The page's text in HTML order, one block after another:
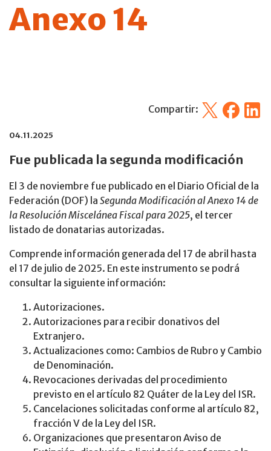
Anexo 14
Compartir: X Facebook
04.11.2025
Fue publicada la segunda modificación
El 3 de noviembre fue publicado en el Diario Oficial de la
Federación (DOF) la Segunda Modificación al Anexo 14 de
la Resolución Miscelánea Fiscal para 2025, el tercer
listado de donatarias autorizadas.
Comprende información generada del 17 de abril hasta
el 17 de julio de 2025. En este instrumento se podrá
consultar la siguiente información:
Autorizaciones.
Autorizaciones para recibir donativos del
Extranjero.
Actualizaciones como: Cambios de Rubro y Cambio
de Denominación.
Revocaciones derivadas del procedimiento
previsto en el artículo 82 Quáter de la Ley del ISR.
Cancelaciones solicitadas conforme al artículo 82,
fracción V de la Ley del ISR.
Organizaciones que presentaron Aviso de